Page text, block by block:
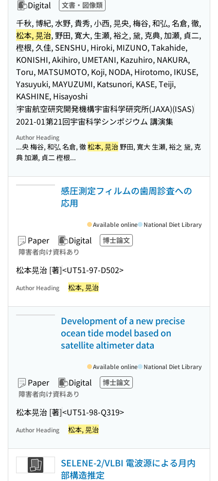
Digital 文書・図像類
千秋, 博紀, 水野, 貴秀, 小西, 晃央, 梅谷, 和弘, 名倉, 徹,
松本, 晃治, 野田, 寛大, 生瀬, 裕之, 黛, 克典, 加瀬, 貞二,
樫根, 久佳, SENSHU, Hiroki, MIZUNO, Takahide,
KONISHI, Akihiro, UMETANI, Kazuhiro, NAKURA,
Toru, MATSUMOTO, Koji, NODA, Hirotomo, IKUSE,
Yasuyuki, MAYUZUMI, Katsunori, KASE, Teiji,
KASHINE, Hisayoshi
宇宙航空研究開発機構宇宙科学研究所(JAXA)(ISAS)
2021-01第21回宇宙科学シンポジウム 講演集
Author Heading
...央 梅谷, 和弘 名倉, 徹松本, 晃治野田, 寛大 生瀬, 裕之 黛, 克
典 加瀬, 貞二 樫根...
感圧測定フィルムの歯周診査への
応用
Paper Digital
博士論文
障害者向け資料あり
松本晃治 [著]<UT51-97-D502>
Available online National Diet Library
Author Heading 松本, 晃治
Development of a new precise
ocean tide model based on
satellite altimeter data
Paper Digital
博士論文
障害者向け資料あり
松本晃治 [著]<UT51-98-Q319>
Available online National Diet Library
Author Heading 松本, 晃治
SELENE-2/VLBI 電波源による月内
部構造推定